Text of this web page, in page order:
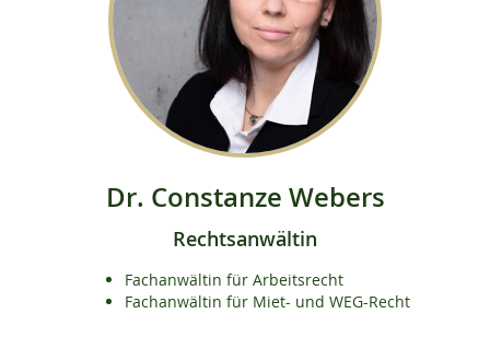
Dr. Constanze Webers
Rechtsanwältin
Fachanwältin für Arbeitsrecht
Fachanwältin für Miet- und WEG-Recht